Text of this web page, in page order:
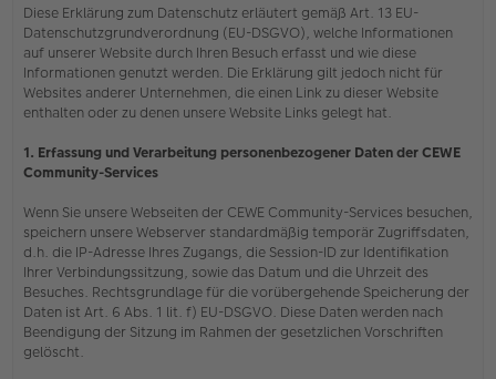
Diese Erklärung zum Datenschutz erläutert gemäß Art. 13 EU-
Datenschutzgrundverordnung (EU-DSGVO), welche Informationen
auf unserer Website durch Ihren Besuch erfasst und wie diese
Informationen genutzt werden. Die Erklärung gilt jedoch nicht für
Websites anderer Unternehmen, die einen Link zu dieser Website
enthalten oder zu denen unsere Website Links gelegt hat.
1. Erfassung und Verarbeitung personenbezogener Daten der CEWE
Community-Services
Wenn Sie unsere Webseiten der CEWE Community-Services besuchen,
speichern unsere Webserver standardmäßig temporär Zugriffsdaten,
d.h. die IP-Adresse Ihres Zugangs, die Session-ID zur Identifikation
Ihrer Verbindungssitzung, sowie das Datum und die Uhrzeit des
Besuches. Rechtsgrundlage für die vorübergehende Speicherung der
Daten ist Art. 6 Abs. 1 lit. f) EU-DSGVO. Diese Daten werden nach
Beendigung der Sitzung im Rahmen der gesetzlichen Vorschriften
gelöscht.